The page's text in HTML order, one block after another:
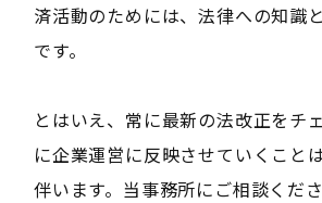
済活動のためには、法律への知識
です。
とはいえ、常に最新の法改正をチ
に企業運営に反映させていくこと
伴います。当事務所にご相談くださ